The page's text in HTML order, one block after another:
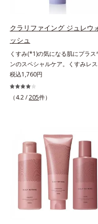
燥による小ジワを目立たなく(*1)
す。むやみに隠すのではなくふわ
アのW効果で軽やかな美肌を印象
けます。紫外線吸収剤フリーなの
高SPF値、さらにスキンプロテク
複合成分(*3)が、ブルーライト、紫
外線、大気中の微粒子汚れなどの
的ダメージから肌表面をガードし
すい肌にうるおいを届けながら、
拡散効果で乾燥小ジワや毛穴もカ
ーします。【ラスティング効果】
脂選択テカリ防止成分(*5)テカリの
主成分を選択的に吸収し、うるお
はしっかり残すことでカバー力を
ちます。*1 メイク効果による*2 角
層の範囲内*3 スキンプロテクト※
クラリファイング ジュレウ
ッシュ
くすみ(*1)の気になる肌にプラス
ンのスペシャルケア。くすみレス
輝くような素肌へ。肌表面の余分
角層を落として、くすみ(*1)レスな
輝くような素肌へ整える(*2)スペシ
したジェルが肌表面の角層をやわ
かくして絡めとり、スクラブがや
しく取り去ります。さらに注目し
いのはクリアな肌に整えるクリア
ンディショニング処方と、贅沢に
合された保湿成分。一瞬取り去る
けのケアに留まらず、洗うたびに
すみをため込まないすこやかな肌
税込1,760円
（4.2 /205件）